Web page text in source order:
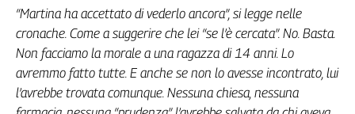
InFlai
Le
trasmissioni
tv
“Martina ha accettato di vederlo ancora”, si legge nelle
cronache. Come a suggerire che lei “se l’è cercata”. No. Basta.
Non facciamo la morale a una ragazza di 14 anni. Lo
avremmo fatto tutte. E anche se non lo avesse incontrato, lui
l’avrebbe trovata comunque. Nessuna chiesa, nessuna